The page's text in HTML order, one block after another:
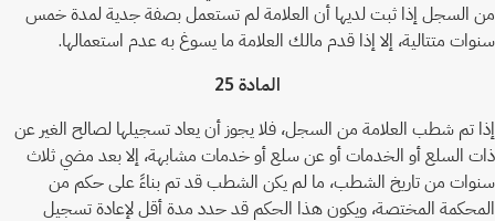
من السجل إذا ثبت لديها أن العلامة لم تستعمل بصفة جدية لمدة خمس
سنوات متتالية، إلا إذا قدم مالك العلامة ما يسوغ به عدم استعمالها.
المادة 25
إذا تم شطب العلامة من السجل، فلا يجوز أن يعاد تسجيلها لصالح الغير عن
ذات السلع أو الخدمات أو عن سلع أو خدمات مشابهة، إلا بعد مضي ثلاث
سنوات من تاريخ الشطب، ما لم يكن الشطب قد تم بناءً على حكم من
المحكمة المختصة، ويكون هذا الحكم قد حدد مدة أقل لإعادة تسجيل